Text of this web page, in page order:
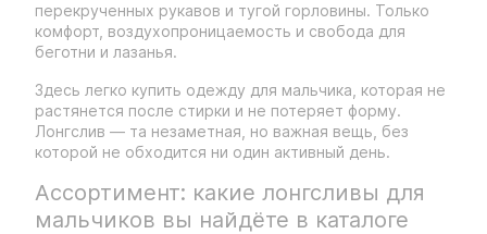
перекрученных рукавов и тугой горловины. Только
комфорт, воздухопроницаемость и свобода для
беготни и лазанья.
Здесь легко купить одежду для мальчика, которая не
растянется после стирки и не потеряет форму.
Лонгслив — та незаметная, но важная вещь, без
которой не обходится ни один активный день.
Ассортимент: какие лонгсливы для
мальчиков вы найдёте в каталоге